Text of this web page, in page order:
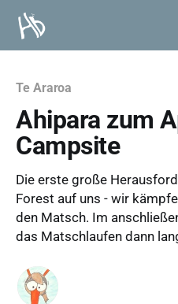
Te Araroa
Ahipara zum
Campsite
Die erste große
Forest auf uns - wir
den Matsch. Im
das Matschlaufen dann